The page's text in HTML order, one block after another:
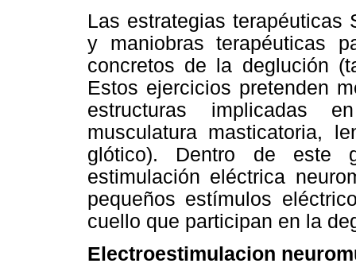
Las estrategias
y maniobras terapéuticas
concretos de la deglución
Estos ejercicios pretenden
estructuras implicadas
musculatura masticatoria,
glótico). Dentro de este
estimulación eléctrica
pequeños estímulos
cuello que participan en la
Electroestimulacion